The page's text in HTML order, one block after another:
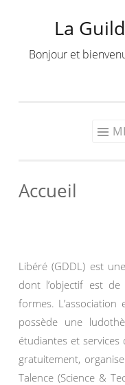
contenu
La
Bonjour et
Accueil
Libéré (GDDL) est
dont l’objectif est
formes.
possède une
étudiantes et services
gratuitement,
Talence (Science &